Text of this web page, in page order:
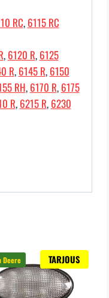
RC, 6115 RC
, 6120 R, 6125
R, 6145 R, 6150
RH, 6170 R, 6175
R, 6215 R, 6230
TARJOUS